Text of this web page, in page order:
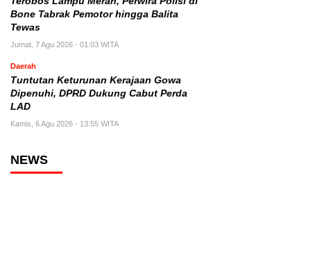
Bone Tabrak Pemotor hingga Balita
Tewas
Jumat, 7 Agu 2026 - 01:03 WITA
Daerah
Tuntutan Keturunan Kerajaan Gowa
Dipenuhi, DPRD Dukung Cabut Perda
LAD
Kamis, 6 Agu 2026 - 13:55 WITA
NEWS